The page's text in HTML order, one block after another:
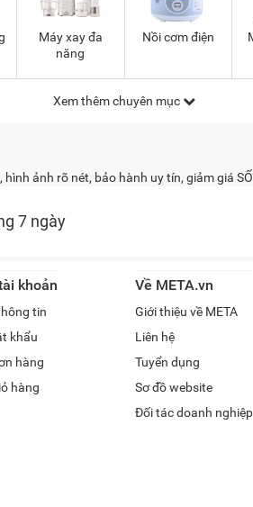
Máy xay đa
năng
Nồi cơm điện
Xem thêm chuyên mục
ảnh rõ nét, bảo hành uy tín, giảm giá
7 ngày
khoản
tin
khẩu
hàng
hàng
Về META.vn
Giới thiệu về META
Liên hệ
Tuyển dụng
Sơ đồ website
Đối tác doanh nghiệp